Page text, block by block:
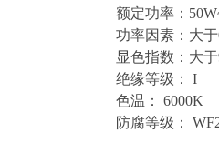
额定功率：
功率因素：大
显色指数：大
绝缘等级： I
色温： 6000K
防腐等级：